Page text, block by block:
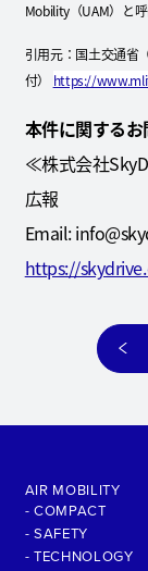
Mobility（UAM）と呼
引用元：国土交通省
付） https://
本件に関する
≪株式会社
広報
Email:
https://
AIR MOBILITY
- COMPACT
- SAFETY
- TECHNOLOGY